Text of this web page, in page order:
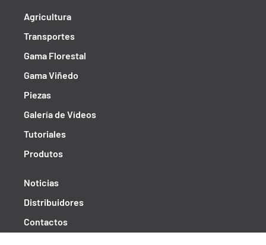
Agricultura
Transportes
Gama Florestal
Gama Viñedo
Piezas
Galería de Vídeos
Tutoriales
Produtos
Noticias
Distribuidores
Contactos